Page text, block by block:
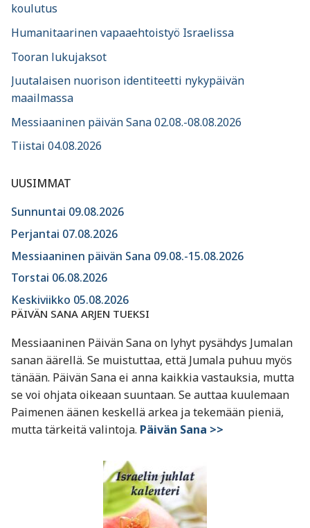
koulutus
Humanitaarinen vapaaehtoistyö Israelissa
Tooran lukujaksot
Juutalaisen nuorison identiteetti nykypäivän
maailmassa
Messiaaninen päivän Sana 02.08.-08.08.2026
Tiistai 04.08.2026
UUSIMMAT
Sunnuntai 09.08.2026
Perjantai 07.08.2026
Messiaaninen päivän Sana 09.08.-15.08.2026
Torstai 06.08.2026
Keskiviikko 05.08.2026
PÄIVÄN SANA ARJEN TUEKSI
Messiaaninen Päivän Sana on lyhyt pysähdys Jumalan
sanan äärellä. Se muistuttaa, että Jumala puhuu myös
tänään. Päivän Sana ei anna kaikkia vastauksia, mutta
se voi ohjata oikeaan suuntaan. Se auttaa kuulemaan
Paimenen äänen keskellä arkea ja tekemään pieniä,
mutta tärkeitä valintoja. Päivän Sana >>